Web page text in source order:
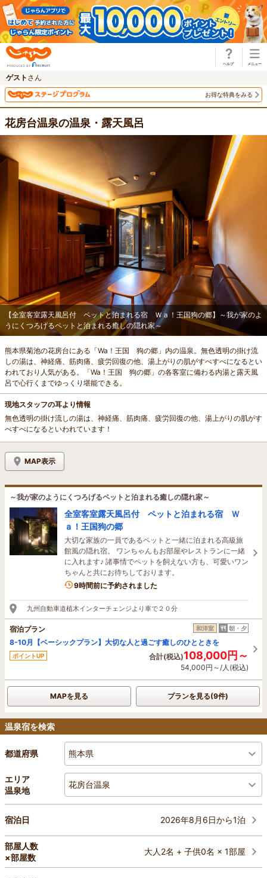
ゲスト さん
お得な特典をみる
花房台温泉の温泉・露天風呂
【全室客室露天風呂付 ペットと泊まれる宿 Ｗａ！王国狗の郷】～我が家のよ
うにくつろげるペットと泊まれる癒しの隠れ家～
熊本県菊池の花房台にある「Wa！王国 狗の郷」内の温泉。無色透明の掛け流
しの湯は、神経痛、筋肉痛、疲労回復の他、湯上がりの肌がすべすべになるとい
われており人気がある。「Wa！王国 狗の郷」の各客室に備わる内湯と露天風
呂で心行くまでゆっくり堪能できる。
現地スタッフの耳より情報
無色透明の掛け流しの湯は、神経痛、筋肉痛、疲労回復の他、湯上がりの肌がす
べすべになるといわれています！
MAP表示
～我が家のようにくつろげるペットと泊まれる癒しの隠れ家～
全室客室露天風呂付 ペットと泊まれる宿 Ｗ
ａ！王国狗の郷
大切な家族の一員であるペットと一緒に泊まれる高級旅
館風の隠れ宿。 ワンちゃんもお部屋やレストランに一緒
に入れます♪ 諸事情でペットを飼えない方も、可愛いワン
ちゃんと共にお待ちしております。
9時間前に予約されました
九州自動車道植木インターチェンジより車で２０分
宿泊プラン 和洋室 朝・夕
8-10月【ベーシックプラン】大切な人と過ごす癒しのひとときを
ポイントUP 合計(税込)108,000円～
54,000円～/人(税込)
MAPを見る プランを見る(9件)
温泉宿を検索
都道府県 熊本県
エリア
温泉地
花房台温泉
宿泊日 2026年8月6日から1泊
部屋人数
×部屋数
大人2名 + 子供0名 × 1部屋